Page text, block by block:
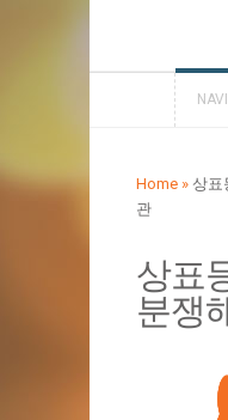
Home »상표
관
상표
분쟁